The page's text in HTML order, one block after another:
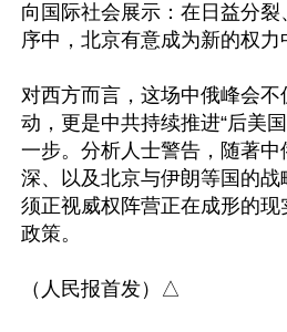
向国际社会展示：在日益分
序中，北京有意成为新的权力
对西方而言，这场中俄峰会
动，更是中共持续推进“后美
一步。分析人士警告，随著中
深、以及北京与伊朗等国的
须正视威权阵营正在成形的现
政策。